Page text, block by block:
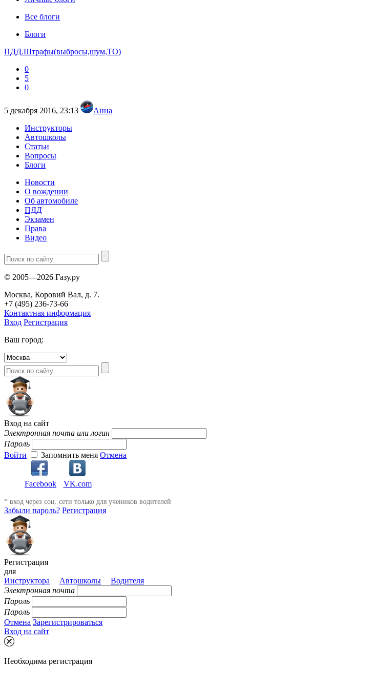
Все блоги
Блоги
ПДД.Штрафы(выбросы,шум,ТО)
0
5
0
5 декабря 2016, 23:13
Анна
Инструкторы
Автошколы
Статьи
Вопросы
Блоги
Новости
О вождении
Об автомобиле
ПДД
Экзамен
Права
Видео
© 2005—2026 Газу.ру
Москва, Коровий Вал, д. 7.
+7 (495) 236-73-66
Контактная информация
Вход Регистрация
Ваш город:
Вход на сайт
Электронная почта или логин
Пароль
Войти
Запомнить меня Отмена
Facebook VK.com
* вход через соц. сети только для учеников водителей
Забыли пароль? Регистрация
Регистрация
для
Инструктора
Автошколы
Водителя
Электронная почта
Пароль
Пароль
Отмена Зарегистрироваться
Вход на сайт
Необходима регистрация